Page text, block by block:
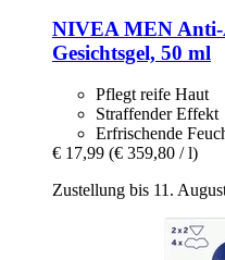
NIVEA MEN
Gesichtsgel, 50 ml
Pflegt reife Haut
Straffender Effekt
Erfrischende
€ 17,99 (€ 359,80 / l)
Zustellung bis 11.